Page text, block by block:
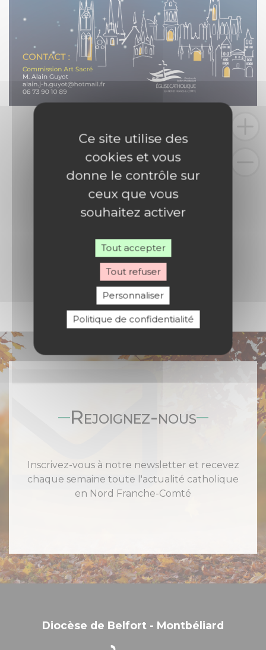
Rejoignez-nous
Inscrivez-vous à notre newsletter et recevez
chaque semaine toute l'actualité catholique
en Nord Franche-Comté
Diocèse de Belfort - Montbéliard
Ce site utilise des
cookies et vous
donne le contrôle sur
ceux que vous
souhaitez activer
Tout accepter
Tout refuser
Personnaliser
Politique de confidentialité